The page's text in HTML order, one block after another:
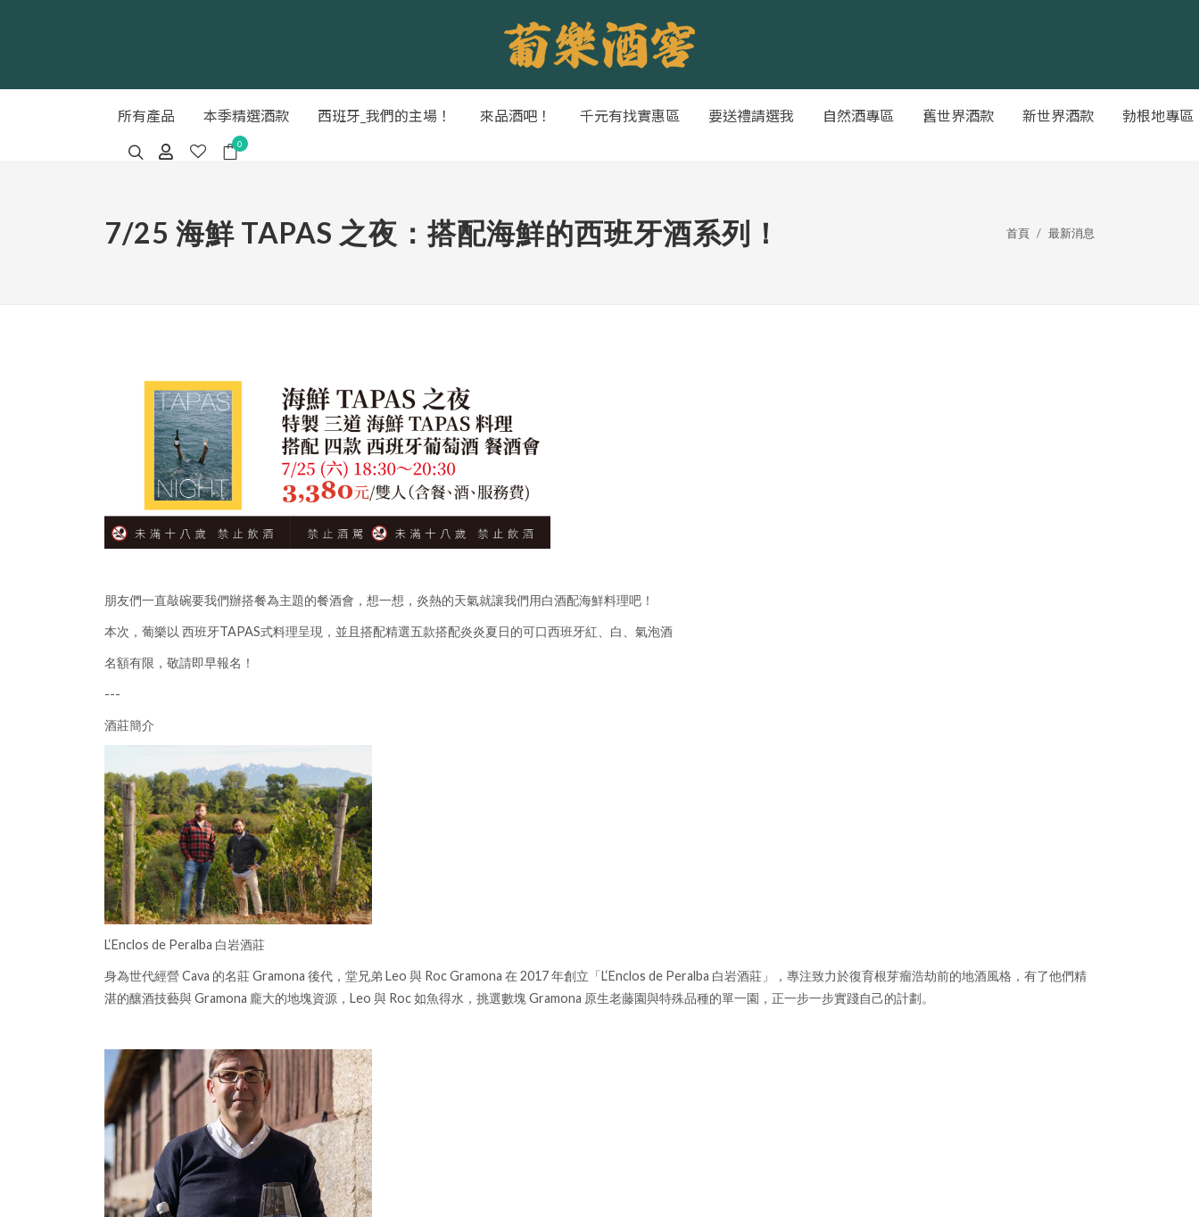
0
所有產品 本季精選酒款 西班牙_我們的主場！ 來品酒吧！ 千元有找實惠區 要送禮請選我 自然酒專區 舊世界酒款 新世界酒款 勃根地專區
7/25 海鮮 TAPAS 之夜：搭配海鮮的西班牙酒系列！ 首頁 最新消息
朋友們一直敲碗要我們辦搭餐為主題的餐酒會，想一想，炎熱的天氣就讓我們用白酒配海鮮料理吧！
本次，葡樂以 西班牙TAPAS式料理呈現，並且搭配精選五款搭配炎炎夏日的可口西班牙紅、白、氣泡酒
名額有限，敬請即早報名！
---
酒莊簡介
L‘Enclos de Peralba 白岩酒莊
身為世代經營 Cava 的名莊 Gramona 後代，堂兄弟 Leo 與 Roc Gramona 在 2017 年創立「L‘Enclos de Peralba 白岩酒莊」，專注致力於復育根芽瘤浩劫前的地酒風格，有了他們精
湛的釀酒技藝與 Gramona 龐大的地塊資源，Leo 與 Roc 如魚得水，挑選數塊 Gramona 原生老藤園與特殊品種的單一園，正一步一步實踐自己的計劃。